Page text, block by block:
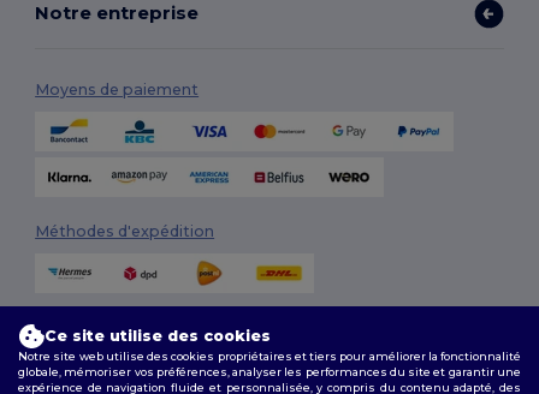
Notre entreprise
Moyens de paiement
Méthodes d'expédition
Ce site utilise des cookies
Notre site web utilise des cookies propriétaires et tiers pour améliorer la fonctionnalité
globale, mémoriser vos préférences, analyser les performances du site et garantir une
expérience de navigation fluide et personnalisée, y compris du contenu adapté, des